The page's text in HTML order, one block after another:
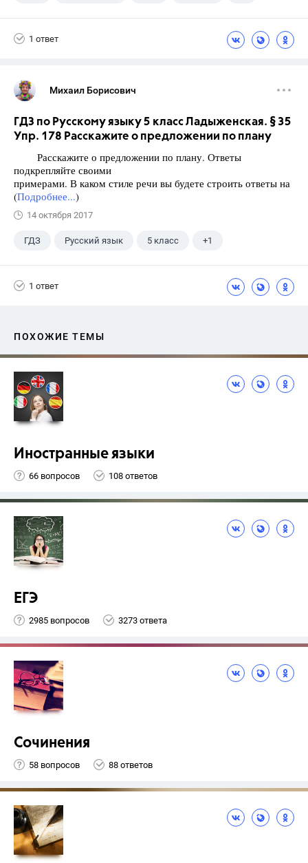
1 ответ
Михаил Борисович
ГДЗ по Русскому языку 5 класс Ладыженская. § 35
Упр. 178 Расскажите о предложении по плану
Расскажите о предложении по плану. Ответы
подкрепляйте своими
примерами. В каком стиле речи вы будете строить ответы на
(Подробнее...)
14 октября 2017
ГДЗ Русский язык 5 класс +1
1 ответ
ПОХОЖИЕ ТЕМЫ
Иностранные языки
66 вопросов 108 ответов
ЕГЭ
2985 вопросов 3273 ответа
Сочинения
58 вопросов 88 ответов